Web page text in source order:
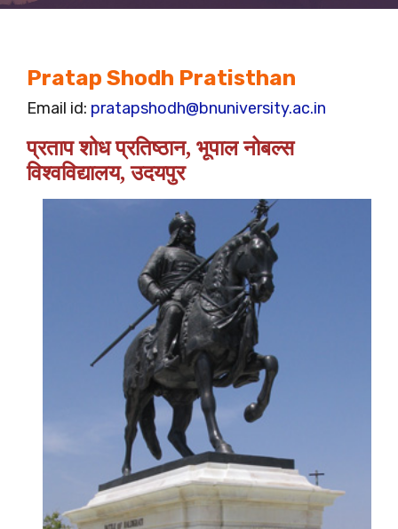
Pratap Shodh Pratisthan
Email id: pratapshodh@bnuniversity.ac.in
प्रताप शोध प्रतिष्ठान, भूपाल नोबल्स
विश्वविद्यालय, उदयपुर